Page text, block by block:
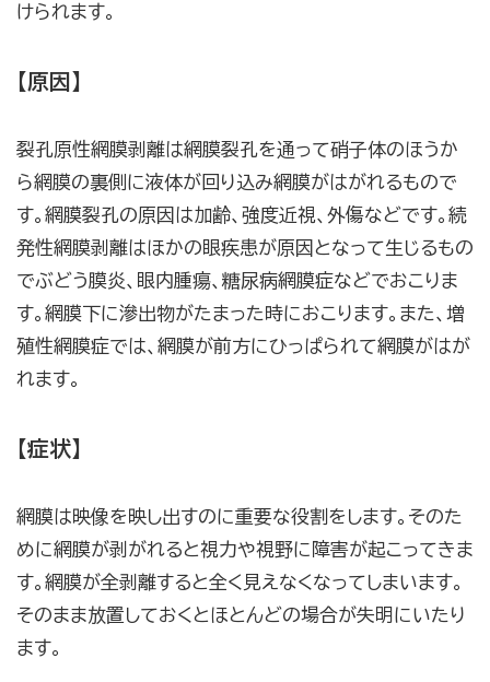
けられます。
【原因】
裂孔原性網膜剥離は網膜裂孔を通って硝子体のほうか
ら網膜の裏側に液体が回り込み網膜がはがれるもので
す。網膜裂孔の原因は加齢、強度近視、外傷などです。続
発性網膜剥離はほかの眼疾患が原因となって生じるもの
でぶどう膜炎、眼内腫瘍、糖尿病網膜症などでおこりま
す。網膜下に滲出物がたまった時におこります。また、増
殖性網膜症では、網膜が前方にひっぱられて網膜がはが
れます。
【症状】
網膜は映像を映し出すのに重要な役割をします。そのた
めに網膜が剥がれると視力や視野に障害が起こってきま
す。網膜が全剥離すると全く見えなくなってしまいます。
そのまま放置しておくとほとんどの場合が失明にいたり
ます。